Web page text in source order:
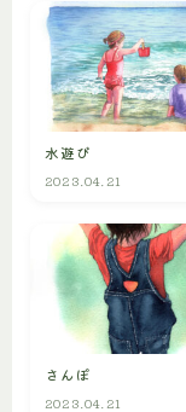
水遊び
2023.04.21
さんぽ
2023.04.21